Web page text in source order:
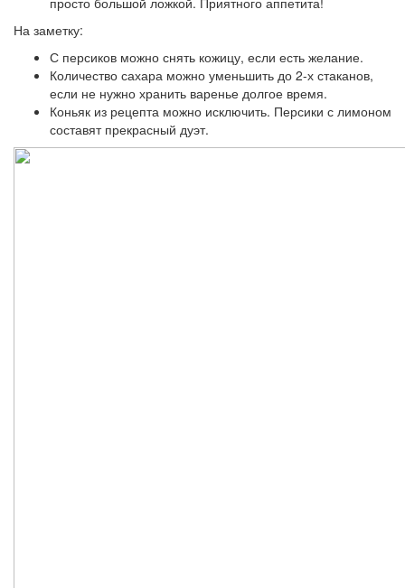
На заметку:
С персиков можно снять кожицу, если есть желание.
Количество сахара можно уменьшить до 2-х стаканов,
если не нужно хранить варенье долгое время.
Коньяк из рецепта можно исключить. Персики с лимоном
составят прекрасный дуэт.